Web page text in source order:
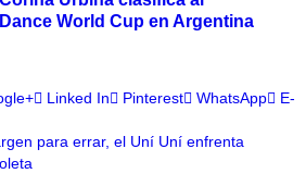
World Cup en Argentina
Linked In Pinterest WhatsApp
E-